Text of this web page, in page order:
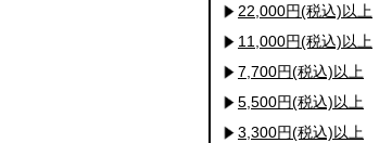
22,000円(税込)以上
11,000円(税込)以上
7,700円(税込)以上
5,500円(税込)以上
3,300円(税込)以上